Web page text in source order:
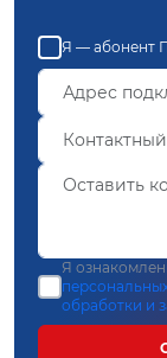
Я — абонент
Я
обработки и